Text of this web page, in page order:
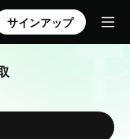
サインアップ